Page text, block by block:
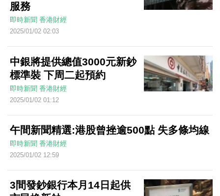
服務
即時新聞 香港財經
2025/01/02 02:03
中銀將提供總值3000元新鈔
標準裝 下周二起預約
即時新聞 香港財經
2025/01/02 01:12
午間新聞精選:港股曾挫逾500點 失多條均線
即時新聞 香港財經
2025/01/02 12:59
3間發鈔銀行本月14日起供